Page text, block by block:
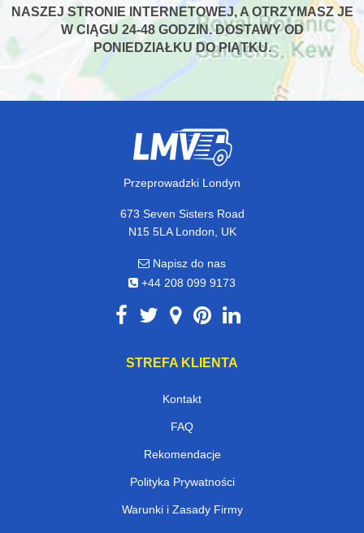
NASZEJ STRONIE INTERNETOWEJ, A OTRZYMASZ JE
W CIĄGU 24-48 GODZIN. DOSTAWY OD
PONIEDZIAŁKU DO PIĄTKU.
Przeprowadzki Londyn
673 Seven Sisters Road
N15 5LA London, UK
Napisz do nas
+44 208 099 9173
STREFA KLIENTA
Kontakt
FAQ
Rekomendacje
Polityka Prywatności
Warunki i Zasady Firmy